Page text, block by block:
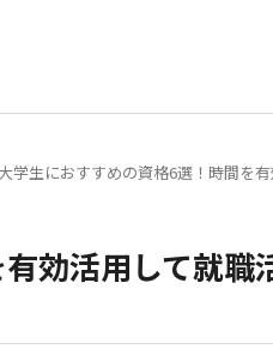
学生におすすめの資格6選！時間を
効活用して就職